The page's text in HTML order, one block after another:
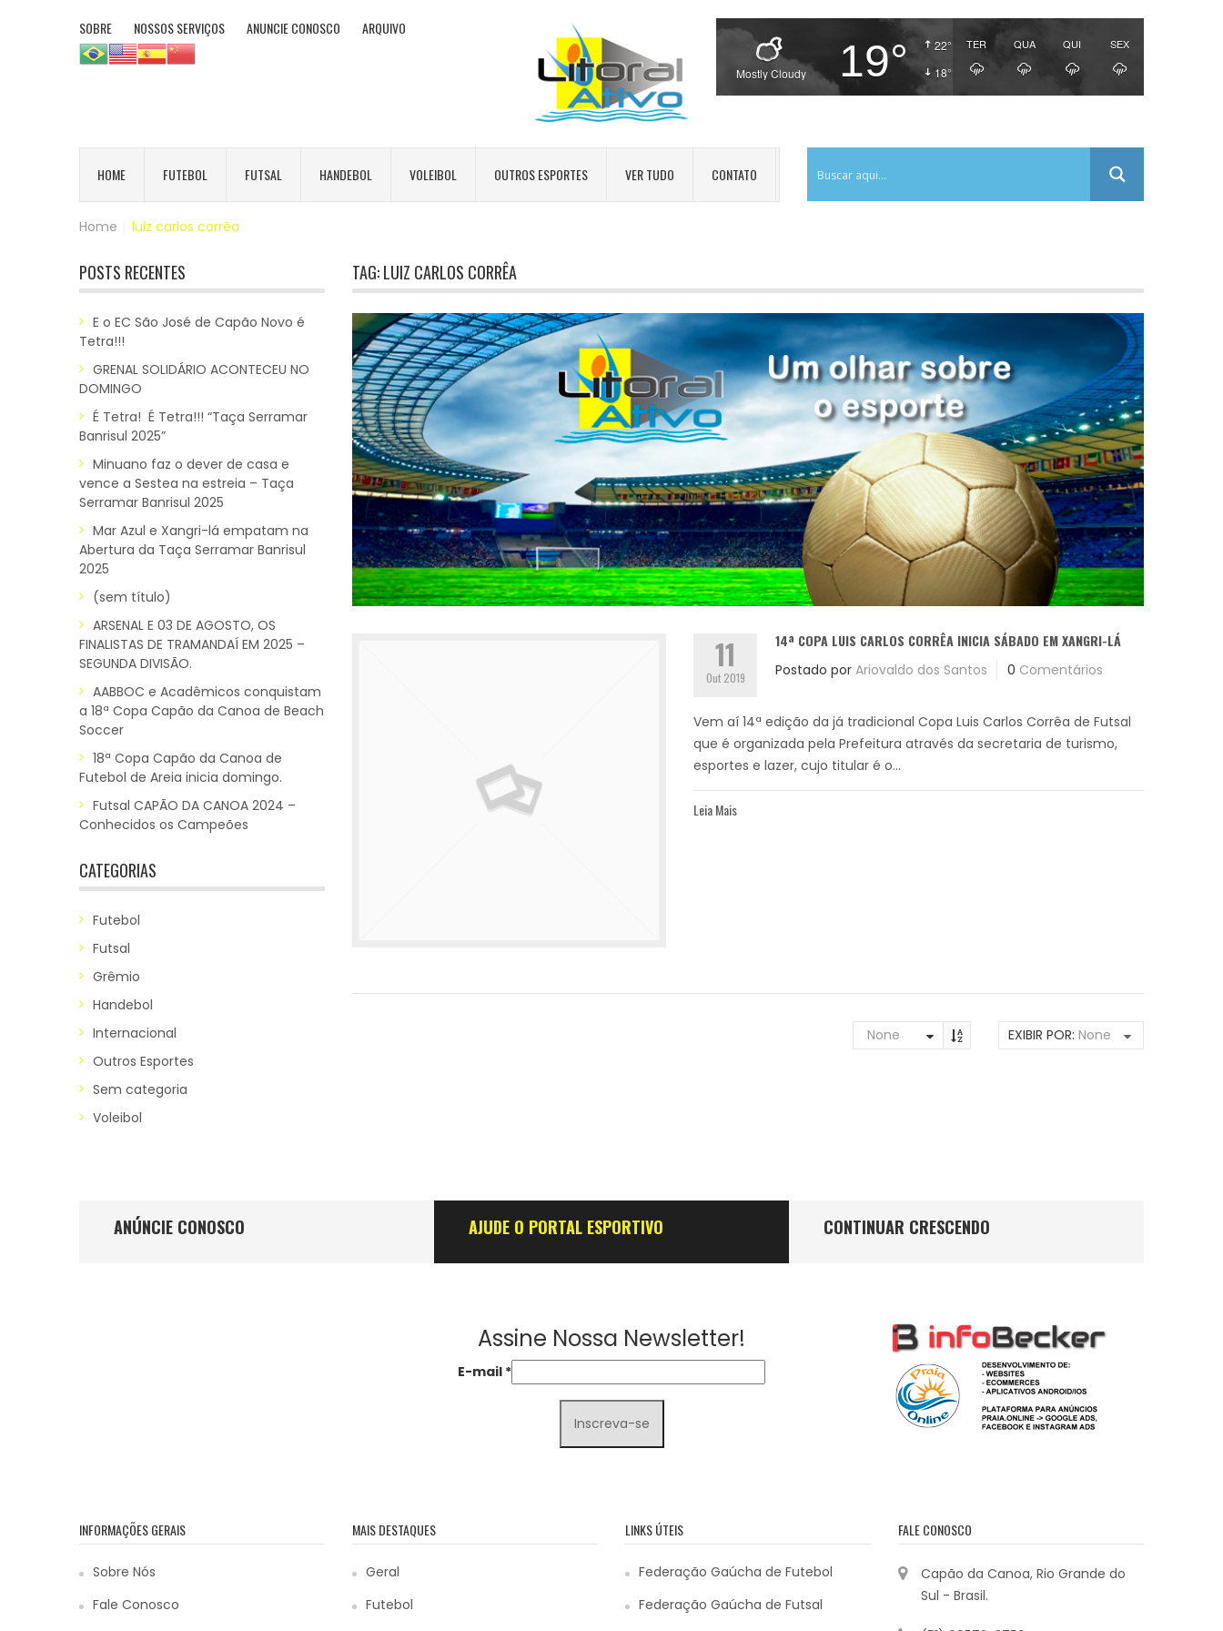
SOBRE NOSSOS SERVIÇOS ANUNCIE CONOSCO ARQUIVO
22°
18°
Mostly Cloudy 19° TER QUA QUI SEX
HOME FUTEBOL FUTSAL HANDEBOL VOLEIBOL OUTROS ESPORTES VER TUDO CONTATO
Home luiz carlos corrêa
POSTS RECENTES
E o EC São José de Capão Novo é
Tetra!!!
GRENAL SOLIDÁRIO ACONTECEU NO
DOMINGO
É Tetra! É Tetra!!! “Taça Serramar
Banrisul 2025”
Minuano faz o dever de casa e
vence a Sestea na estreia – Taça
Serramar Banrisul 2025
Mar Azul e Xangri-lá empatam na
Abertura da Taça Serramar Banrisul
2025
(sem título)
ARSENAL E 03 DE AGOSTO, OS
FINALISTAS DE TRAMANDAÍ EM 2025 –
SEGUNDA DIVISÃO.
AABBOC e Acadêmicos conquistam
a 18ª Copa Capão da Canoa de Beach
Soccer
18ª Copa Capão da Canoa de
Futebol de Areia inicia domingo.
Futsal CAPÃO DA CANOA 2024 –
Conhecidos os Campeões
CATEGORIAS
Futebol
Futsal
Grêmio
Handebol
Internacional
Outros Esportes
Sem categoria
Voleibol
TAG:LUIZ CARLOS CORRÊA
11
Out 2019
14ª COPA LUIS CARLOS CORRÊA INICIA SÁBADO EM XANGRI-LÁ
Postado por Ariovaldo dos Santos 0 Comentários
Vem aí 14ª edição da já tradicional Copa Luis Carlos Corrêa de Futsal
que é organizada pela Prefeitura através da secretaria de turismo,
esportes e lazer, cujo titular é o...
Leia Mais
None EXIBIR POR: None
ANÚNCIE CONOSCO AJUDE O PORTAL ESPORTIVO CONTINUAR CRESCENDO
Assine Nossa Newsletter!
E-mail *
INFORMAÇÕES GERAIS
Sobre Nós
Fale Conosco
MAIS DESTAQUES
Geral
Futebol
LINKS ÚTEIS
Federação Gaúcha de Futebol
Federação Gaúcha de Futsal
FALE CONOSCO
Capão da Canoa, Rio Grande do
Sul - Brasil.